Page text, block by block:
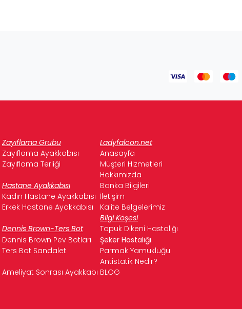
Zayıflama Grubu
Ladyfalcon.net
Zayıflama Ayakkabısı
Anasayfa
Zayıflama Terliği
Müşteri Hizmetleri
Hakkımızda
Hastane Ayakkabısı
Banka Bilgileri
Kadın Hastane Ayakkabısı İletişim
Erkek Hastane Ayakkabısı
Kalite Belgelerimiz
Bilgi Köşesi
Dennis Brown-Ters Bot
Topuk Dikeni Hastalığı
Dennis Brown Pev Botları
Şeker Hastalığı
Ters Bot Sandalet
Parmak Yamukluğu
Antistatik Nedir?
Ameliyat Sonrası Ayakkabı BLOG